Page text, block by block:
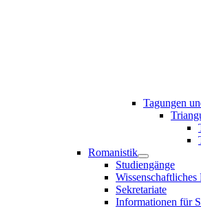
Tagungen
Romanistik
Studiengänge
Wissenschaftliches
Sekretariate
Informationen für